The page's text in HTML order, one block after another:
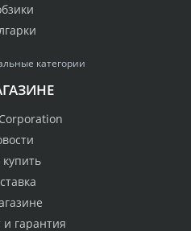
категории
купить
и гарантия